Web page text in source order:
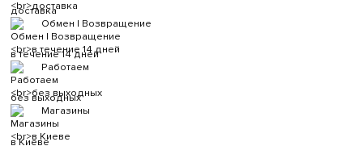
доставка
Обмен | Возвращение
в течение 14 дней
Работаем
без выходных
Магазины
в Киеве